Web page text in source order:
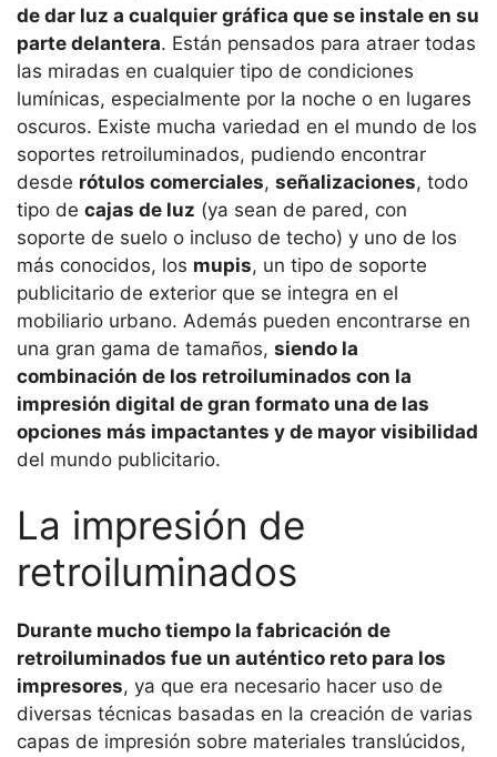
de dar luz a cualquier gráfica que se instale en su
parte delantera. Están pensados para atraer todas
las miradas en cualquier tipo de condiciones
lumínicas, especialmente por la noche o en lugares
oscuros. Existe mucha variedad en el mundo de los
soportes retroiluminados, pudiendo encontrar
desde rótulos comerciales, señalizaciones, todo
tipo de cajas de luz (ya sean de pared, con
soporte de suelo o incluso de techo) y uno de los
más conocidos, los mupis, un tipo de soporte
publicitario de exterior que se integra en el
mobiliario urbano. Además pueden encontrarse en
una gran gama de tamaños, siendo la
combinación de los retroiluminados con la
impresión digital de gran formato una de las
opciones más impactantes y de mayor visibilidad
del mundo publicitario.
La impresión de
retroiluminados
Durante mucho tiempo la fabricación de
retroiluminados fue un auténtico reto para los
impresores, ya que era necesario hacer uso de
diversas técnicas basadas en la creación de varias
capas de impresión sobre materiales translúcidos,